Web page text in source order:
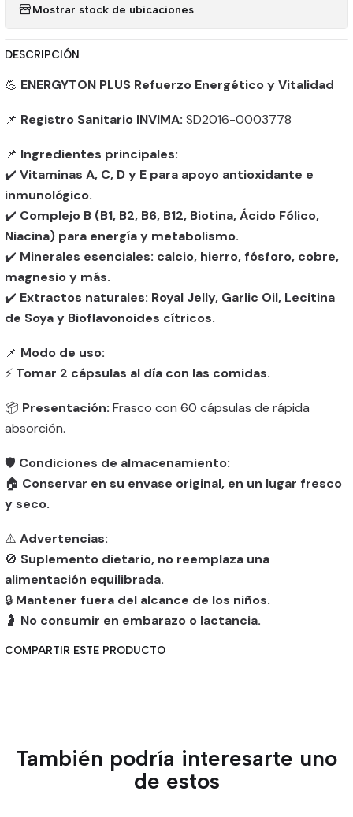
Mostrar stock de ubicaciones
DESCRIPCIÓN
💪 ENERGYTON PLUS Refuerzo Energético y Vitalidad
📌 Registro Sanitario INVIMA: SD2016-0003778
📌 Ingredientes principales:
✔️ Vitaminas A, C, D y E para apoyo antioxidante e
inmunológico.
✔️ Complejo B (B1, B2, B6, B12, Biotina, Ácido Fólico,
Niacina) para energía y metabolismo.
✔️ Minerales esenciales: calcio, hierro, fósforo, cobre,
magnesio y más.
✔️ Extractos naturales: Royal Jelly, Garlic Oil, Lecitina
de Soya y Bioflavonoides cítricos.
📌 Modo de uso:
⚡ Tomar 2 cápsulas al día con las comidas.
📦 Presentación: Frasco con 60 cápsulas de rápida
absorción.
🛡️ Condiciones de almacenamiento:
🏠 Conservar en su envase original, en un lugar fresco
y seco.
⚠️ Advertencias:
🚫 Suplemento dietario, no reemplaza una
alimentación equilibrada.
🔒 Mantener fuera del alcance de los niños.
🤰 No consumir en embarazo o lactancia.
COMPARTIR ESTE PRODUCTO
También podría interesarte uno
de estos